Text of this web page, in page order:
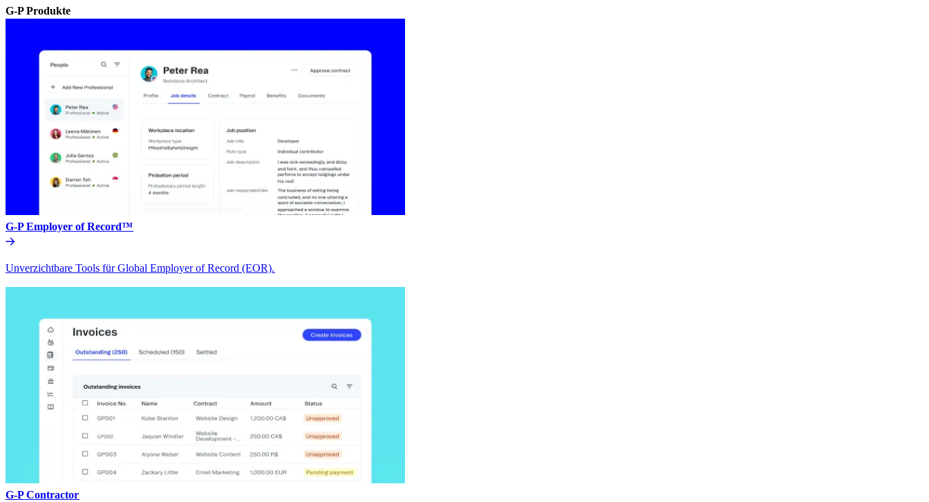
G-P Produkte​​
G-P Employer of Record™​​
Unverzichtbare Tools für Global Employer of Record (EOR).​​
G-P Contractor​​